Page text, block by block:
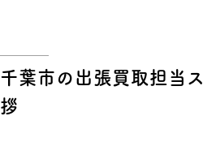
千葉市の出張買取担当
拶